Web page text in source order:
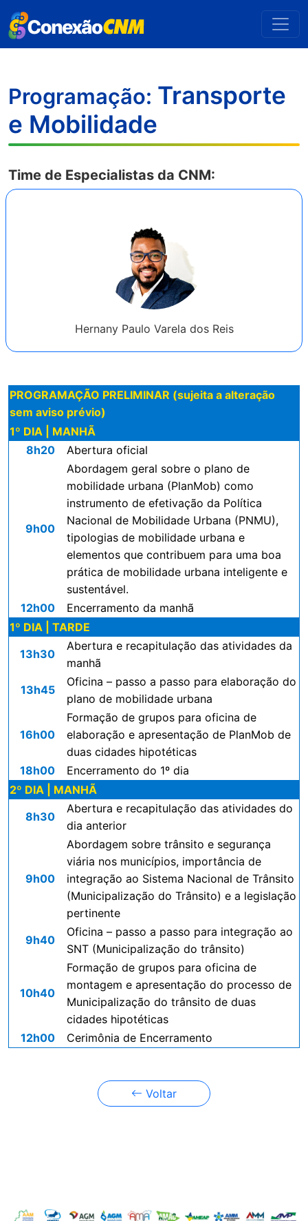
Programação: Transporte
e Mobilidade
Time de Especialistas da CNM:
Hernany Paulo Varela dos Reis
PROGRAMAÇÃO PRELIMINAR (sujeita a alteração
sem aviso prévio)
1º DIA | MANHÃ
8h20
Abertura oficial
9h00
Abordagem geral sobre o plano de
mobilidade urbana (PlanMob) como
instrumento de efetivação da Política
Nacional de Mobilidade Urbana (PNMU),
tipologias de mobilidade urbana e
elementos que contribuem para uma boa
prática de mobilidade urbana inteligente e
sustentável.
12h00
Encerramento da manhã
1º DIA | TARDE
13h30
Abertura e recapitulação das atividades da
manhã
13h45
Oficina – passo a passo para elaboração do
plano de mobilidade urbana
16h00
Formação de grupos para oficina de
elaboração e apresentação de PlanMob de
duas cidades hipotéticas
18h00
Encerramento do 1º dia
2º DIA | MANHÃ
8h30
Abertura e recapitulação das atividades do
dia anterior
9h00
Abordagem sobre trânsito e segurança
viária nos municípios, importância de
integração ao Sistema Nacional de Trânsito
(Municipalização do Trânsito) e a legislação
pertinente
9h40
Oficina – passo a passo para integração ao
SNT (Municipalização do trânsito)
10h40
Formação de grupos para oficina de
montagem e apresentação do processo de
Municipalização do trânsito de duas
cidades hipotéticas
12h00
Cerimônia de Encerramento
Voltar